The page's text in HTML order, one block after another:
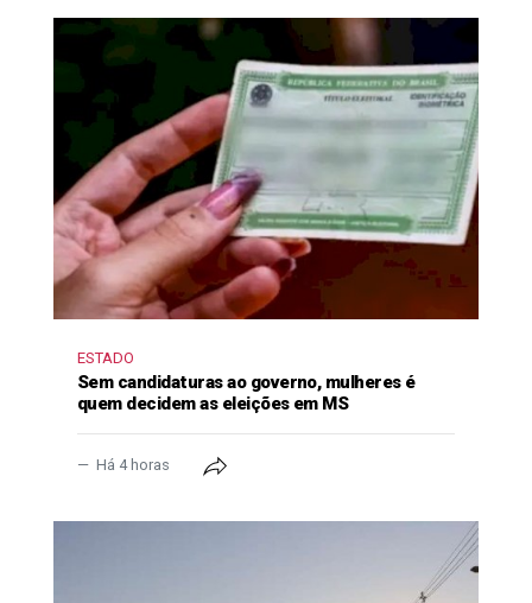
ESTADO
Sem candidaturas ao governo, mulheres é
quem decidem as eleições em MS
Há 4 horas